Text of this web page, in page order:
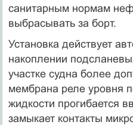
санитарным нормам
выбрасывать за борт.
Установка действует
накоплении
участке судна более
мембрана реле уровня
жидкости прогибается
замыкает контакты